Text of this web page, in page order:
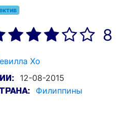
8
Хо
12-08-2015
Филиппины